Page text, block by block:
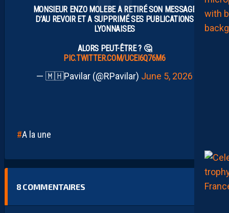
MONSIEUR ENZO MOLEBE A RETIRÉ SON MESSAGE
D’AU REVOIR ET A SUPPRIMÉ SES PUBLICATIONS
LYONNAISES
ALORS PEUT-ÊTRE ? 🤔
PIC.TWITTER.COM/UCEI6Q76M6
— 🇲🇭Pavilar (@RPavilar) June 5, 2026
A la une
8 COMMENTAIRES